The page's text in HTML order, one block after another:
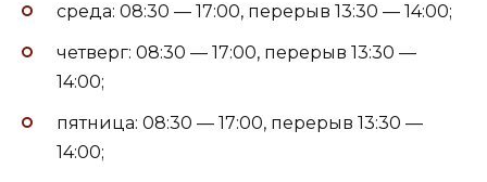
среда: 08:30 — 17:00, перерыв 13:30 — 14:00;
четверг: 08:30 — 17:00, перерыв 13:30 —
14:00;
пятница: 08:30 — 17:00, перерыв 13:30 —
14:00;